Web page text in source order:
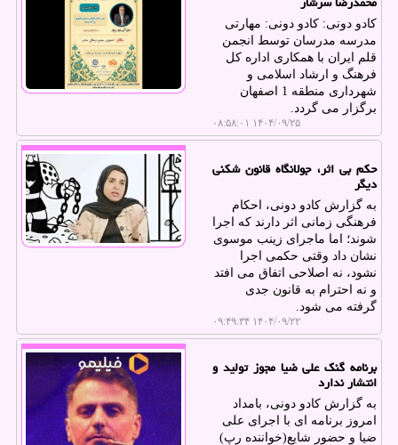
کادو دونی: کادو دونی: مهارتی
مدرسه مدرسان توسط انجمن
قلم ایران با همکاری اداره کل
فرهنگ و ارشاد اسلامی و
شهرداری منطقه 1 اصفهان
برگزار می گردد.
۱۴۰۴/۰۹/۲۵ ۰۸:۵۸:۰۱
حکم بی اثر، جولانگاه قانون شکنی
دیگر
به گزارش کادو دونی، احکام
فرهنگی زمانی اثر دارند که اجرا
شوند؛ اما ماجرای زینب موسوی
نشان داد وقتی حکمی اجرا
نشود، نه اصلاحی اتفاق می افتد
و نه احترام به قانون جدی
گرفته می شود.
۱۴۰۴/۰۹/۲۲ ۰۹:۴۹:۳۴
برنامه گنک علی ضیا مجوز تولید و
انتشار ندارد
به گزارش کادو دونی، بامداد
امروز برنامه ای با اجرای علی
ضیا و حضور شایع(خواننده رپ)